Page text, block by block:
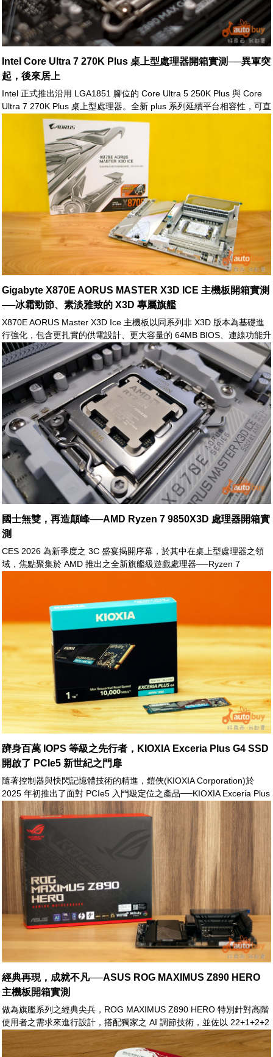
Intel Core Ultra 7 270K Plus 桌上型處理器開箱實測──異軍突
起，後來居上
Intel 正式推出沿用 LGA1851 腳位的 Core Ultra 5 250K Plus 與 Core
Ultra 7 270K Plus 桌上型處理器。全新 plus 系列延續平台相容性，可直
接支援既有 Intel 800 系列晶片組主機板。兩款處理器皆基於 Core Ultra
桌上型 Arrow Lake 微架構，並採用「Arrow Lake-S」之分離式
(disaggregated) 晶片設計
Gigabyte X870E AORUS MASTER X3D ICE 主機板開箱實測
──冰霜勁節、素淡雅致的 X3D 專屬旗艦
X870E AORUS Master X3D Ice 主機板以同系列非 X3D 版本為基礎進
行強化，包含更扎實的供電設計、更大容量的 64MB BIOS、連線功能升
級，以及針對 X3D 處理器導入更新的 X3D Turbo 2.0 功能
國士無雙，再造顛峰──AMD Ryzen 7 9850X3D 處理器開箱實
測
CES 2026 為新季度之 3C 盛宴揭開序幕，於其中在桌上型處理器之領
域，焦點聚集於 AMD 推出之全新旗艦級遊戲處理器──Ryzen 7
躋身百萬 IOPS 等級之先行者，KIOXIA Exceria Plus G4 SSD
開啟了 PCIe5 新世紀之門扉
隨著控制器與快閃記憶體技術的精進，鎧俠(KIOXIA Corporation)於
2025 年初推出了面對 PCIe5 入門級定位之產品──KIOXIA Exceria Plus
G4。
經典再現，成就不凡──ASUS ROG MAXIMUS Z890 HERO
主機板開箱實測
做為旗艦系列之經典尖兵，ROG MAXIMUS Z890 HERO 特別針對高階
使用者之需求來進行設計，搭配獨家之 AI 調節技術，並佐以 22+1+2+2
高相數之極致電源方案，再加上最新的 WiFi 7 及 Thunderbolt™ 4 支
援；ROG MAXIMUS Z890 HERO 無論於繁重之生產力需求，或於高階